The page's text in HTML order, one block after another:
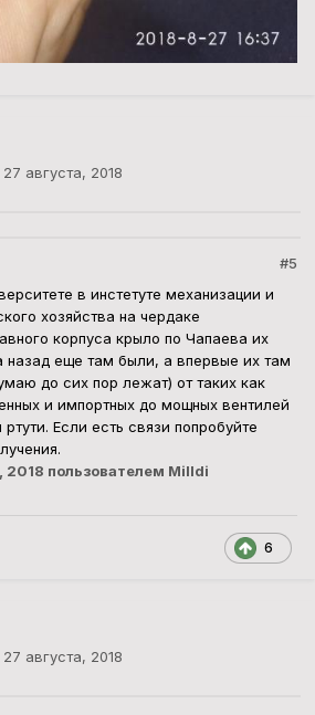
27 августа, 2018
#5
в инстетуте механизации и
хозяйства на чердаке
корпуса крыло по Чапаева их
назад еще там были, а впервые их там
до сих пор лежат) от таких как
и импортных до мощных вентилей
Если есть связи попробуйте
2018 пользователем Milldi
6
27 августа, 2018